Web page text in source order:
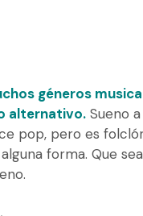
géneros
alternativo. Sueno a
pop, pero es
forma. Que